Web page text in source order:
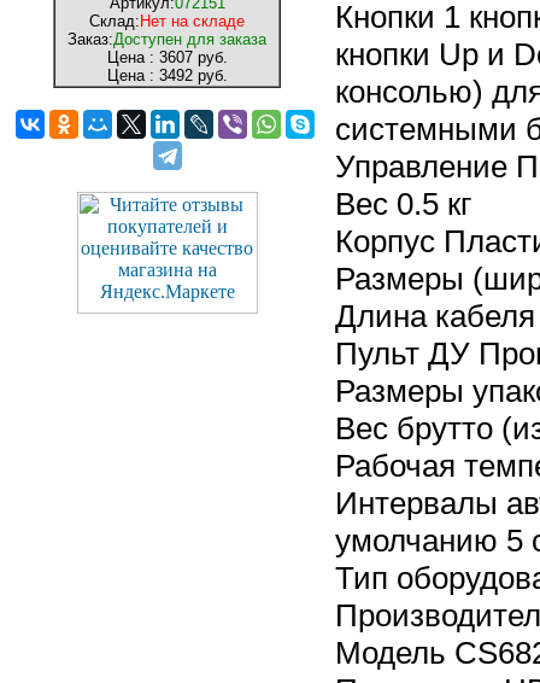
Склад: Нет на складе
Заказ:Доступен для заказа
Цена : 3607 руб.
Цена : 3492 руб.
Кнопки 1
кнопки Up и
консолью)
системными
Управление
Вес 0.5 кг
Корпус
Размеры
Длина
Пульт ДУ
Размеры
Вес брутто
Рабочая
Интервалы
умолчанию 5
Тип
Модель